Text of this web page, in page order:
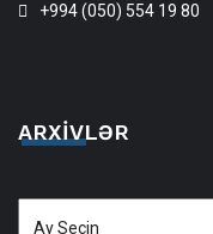
+994 (050) 554 19 80
ARXIVLƏR
Arxivlər